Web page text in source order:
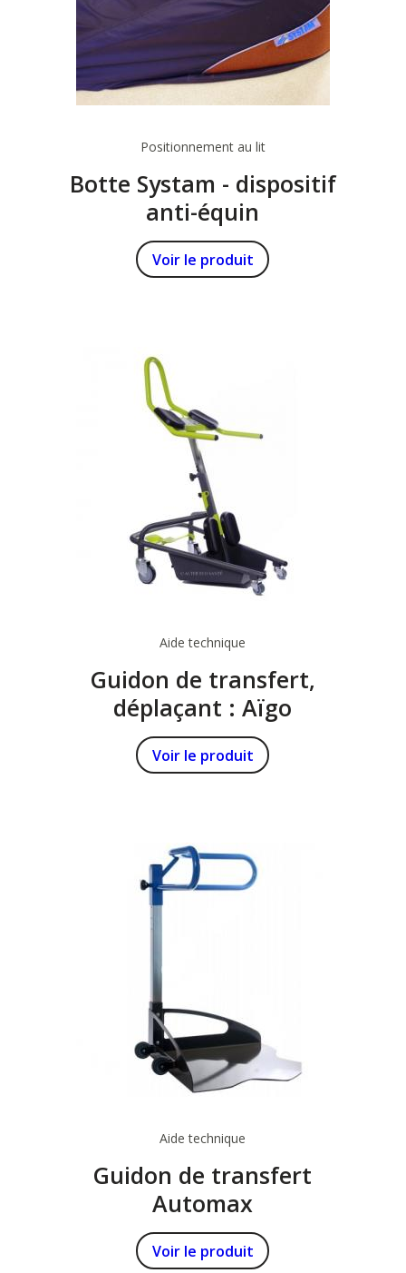
Positionnement au lit
Botte Systam - dispositif
anti-équin
Voir le produit
Aide technique
Guidon de transfert,
déplaçant : Aïgo
Voir le produit
Aide technique
Guidon de transfert
Automax
Voir le produit